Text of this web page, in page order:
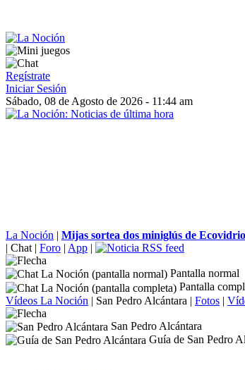
Regístrate
Iniciar Sesión
Sábado, 08 de Agosto de 2026 - 11:44 am
La Noción | Mijas sortea dos miniglús de
| Chat | Foro | App |
Pantalla normal
Pantalla
Vídeos La Noción | San Pedro Alcántara | Fotos |
San Pedro Alcántara
Guía de San Pedro